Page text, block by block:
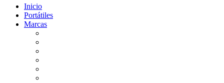
Inicio
Portátiles
Marcas